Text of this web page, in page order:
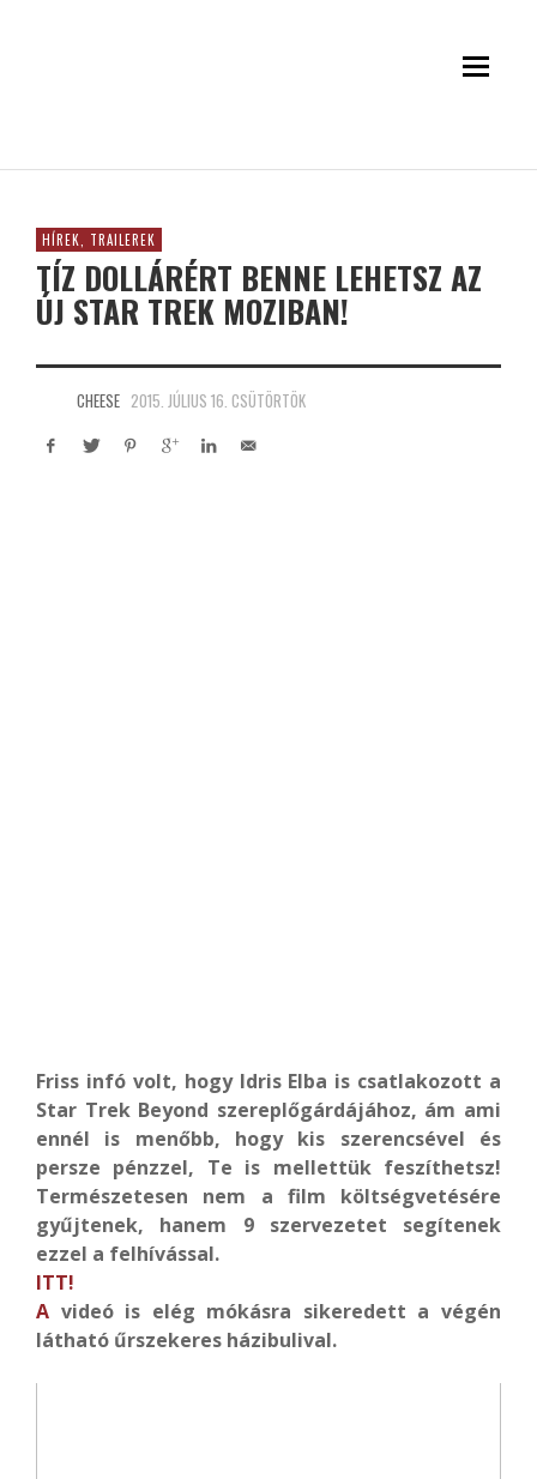
HÍREK, TRAILEREK
TÍZ DOLLÁRÉRT BENNE LEHETSZ AZ
ÚJ STAR TREK MOZIBAN!
CHEESE 2015. JÚLIUS 16. CSÜTÖRTÖK
Friss infó volt, hogy Idris Elba is csatlakozott a
Star Trek Beyond szereplőgárdájához, ám ami
ennél is menőbb, hogy kis szerencsével és
persze pénzzel, Te is mellettük feszíthetsz!
Természetesen nem a film költségvetésére
gyűjtenek, hanem 9 szervezetet segítenek
ezzel a felhívással.
ITT!
A videó is elég mókásra sikeredett a végén
látható űrszekeres házibulival.